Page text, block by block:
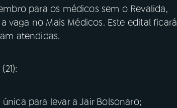
para os médicos sem o Revalida,
vaga no Mais Médicos. Este edital ficará
atendidas.
para levar a Jair Bolsonaro;